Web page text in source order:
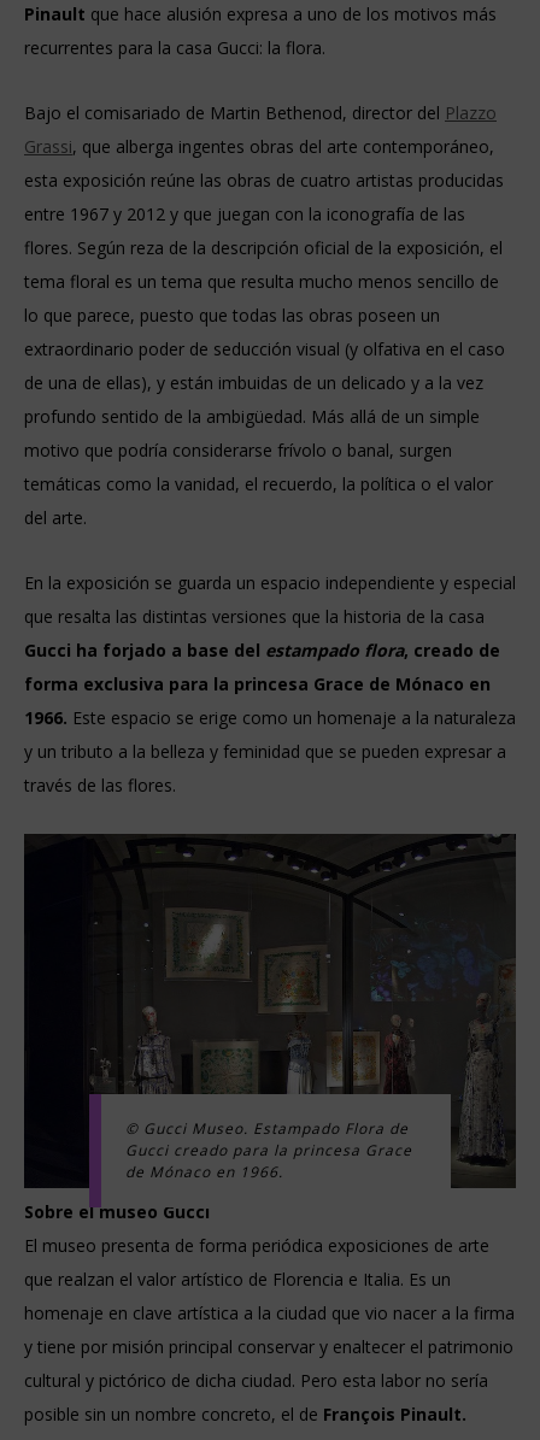
Pinault que hace alusión expresa a uno de los motivos más
recurrentes para la casa Gucci: la flora.
Bajo el comisariado de Martin Bethenod, director del Plazzo
Grassi, que alberga ingentes obras del arte contemporáneo,
esta exposición reúne las obras de cuatro artistas producidas
entre 1967 y 2012 y que juegan con la iconografía de las
flores. Según reza de la descripción oficial de la exposición, el
tema floral es un tema que resulta mucho menos sencillo de
lo que parece, puesto que todas las obras poseen un
extraordinario poder de seducción visual (y olfativa en el caso
de una de ellas), y están imbuidas de un delicado y a la vez
profundo sentido de la ambigüedad. Más allá de un simple
motivo que podría considerarse frívolo o banal, surgen
temáticas como la vanidad, el recuerdo, la política o el valor
del arte.
En la exposición se guarda un espacio independiente y especial
que resalta las distintas versiones que la historia de la casa
Gucci ha forjado a base del estampado flora, creado de
forma exclusiva para la princesa Grace de Mónaco en
1966. Este espacio se erige como un homenaje a la naturaleza
y un tributo a la belleza y feminidad que se pueden expresar a
través de las flores.
© Gucci Museo. Estampado Flora de
Gucci creado para la princesa Grace
de Mónaco en 1966.
Sobre el museo Gucci
El museo presenta de forma periódica exposiciones de arte
que realzan el valor artístico de Florencia e Italia. Es un
homenaje en clave artística a la ciudad que vio nacer a la firma
y tiene por misión principal conservar y enaltecer el patrimonio
cultural y pictórico de dicha ciudad. Pero esta labor no sería
posible sin un nombre concreto, el de François Pinault.